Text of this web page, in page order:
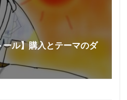
ール】購入とテーマのダ